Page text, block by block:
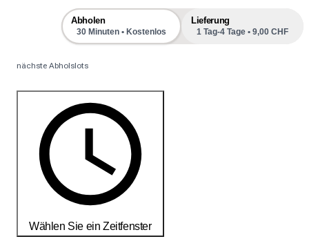
Abholen
30 Minuten • Kostenlos
Lieferung
1 Tag-4 Tage • 9,00 CHF
nächste Abholslots
Wählen Sie ein Zeitfenster